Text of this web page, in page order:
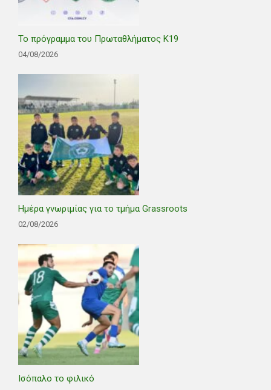
Το πρόγραμμα του Πρωταθλήματος Κ19
04/08/2026
Ημέρα γνωριμίας για το τμήμα Grassroots
02/08/2026
Ισόπαλο το φιλικό